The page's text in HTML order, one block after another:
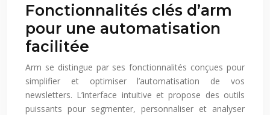
Fonctionnalités clés d’arm
pour une automatisation
facilitée
Arm se distingue par ses fonctionnalités conçues pour
simplifier et optimiser l’automatisation de vos
newsletters. L’interface intuitive et propose des outils
puissants pour segmenter, personnaliser et analyser